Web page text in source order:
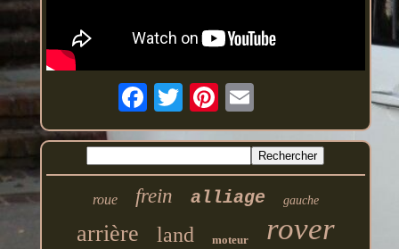
roue frein alliage gauche
arrière land moteur rover